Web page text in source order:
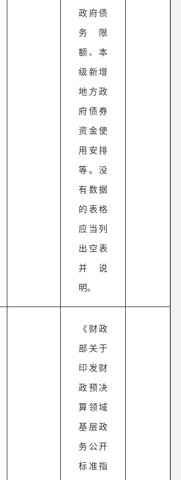
政府债
务限
额、本
级新增
地方政
府债券
资金使
用安排
等。没
有数据
的表格
应当列
出空表
并说
明。
《财政
部关于
印发财
政预决
算领域
基层政
务公开
标准指